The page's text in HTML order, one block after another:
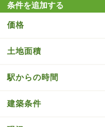
条件を追加する
価格
土地面積
駅からの時間
建築条件